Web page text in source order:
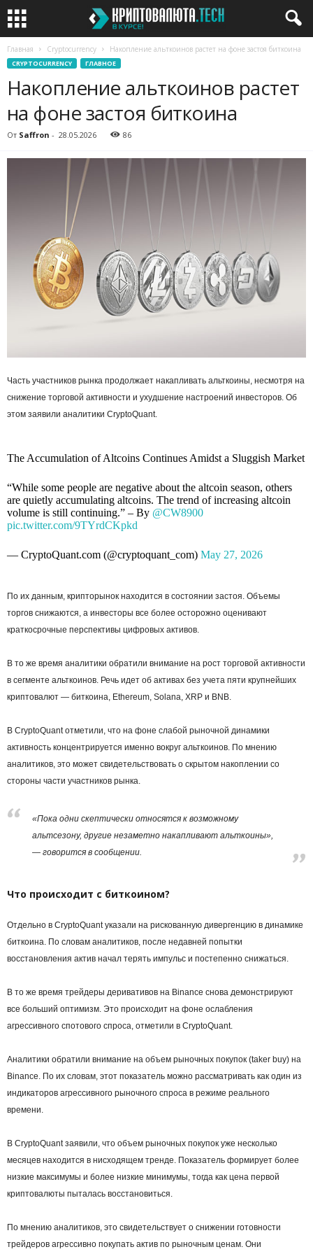
Главная Cryptocurrency Накопление альткоинов растет на фоне застоя биткоина
CRYPTOCURRENCY ГЛАВНОЕ
Накопление альткоинов растет
на фоне застоя биткоина
От Saffron - 28.05.2026 86
Часть участников рынка продолжает накапливать альткоины, несмотря на
снижение торговой активности и ухудшение настроений инвесторов. Об
этом заявили аналитики CryptoQuant.
The Accumulation of Altcoins Continues Amidst a Sluggish Market
“While some people are negative about the altcoin season, others
are quietly accumulating altcoins. The trend of increasing altcoin
volume is still continuing.” – By @CW8900
pic.twitter.com/9TYrdCKpkd
— CryptoQuant.com (@cryptoquant_com) May 27, 2026
По их данным, крипторынок находится в состоянии застоя. Объемы
торгов снижаются, а инвесторы все более осторожно оценивают
краткосрочные перспективы цифровых активов.
В то же время аналитики обратили внимание на рост торговой активности
в сегменте альткоинов. Речь идет об активах без учета пяти крупнейших
криптовалют — биткоина, Ethereum, Solana, XRP и BNB.
В CryptoQuant отметили, что на фоне слабой рыночной динамики
активность концентрируется именно вокруг альткоинов. По мнению
аналитиков, это может свидетельствовать о скрытом накоплении со
стороны части участников рынка.
«Пока одни скептически относятся к возможному
альтсезону, другие незаметно накапливают альткоины»,
— говорится в сообщении.
Что происходит с биткоином?
Отдельно в CryptoQuant указали на рискованную дивергенцию в динамике
биткоина. По словам аналитиков, после недавней попытки
восстановления актив начал терять импульс и постепенно снижаться.
В то же время трейдеры деривативов на Binance снова демонстрируют
все больший оптимизм. Это происходит на фоне ослабления
агрессивного спотового спроса, отметили в CryptoQuant.
Аналитики обратили внимание на объем рыночных покупок (taker buy) на
Binance. По их словам, этот показатель можно рассматривать как один из
индикаторов агрессивного рыночного спроса в режиме реального
времени.
В CryptoQuant заявили, что объем рыночных покупок уже несколько
месяцев находится в нисходящем тренде. Показатель формирует более
низкие максимумы и более низкие минимумы, тогда как цена первой
криптовалюты пыталась восстановиться.
По мнению аналитиков, это свидетельствует о снижении готовности
трейдеров агрессивно покупать актив по рыночным ценам. Они